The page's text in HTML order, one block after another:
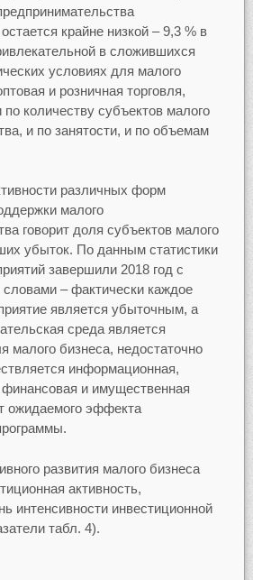
крайне низкой – 9,3 % в
в сложившихся
условиях для малого
и розничная торговля,
по количеству субъектов малого
и по занятости, и по объемам
различных форм
малого
говорит доля субъектов малого
убыток. По данным статистики
завершили 2018 год с
– фактически каждое
является убыточным, а
среда является
малого бизнеса, недостаточно
информационная,
финансовая и имущественная
ожидаемого эффекта
развития малого бизнеса
активность,
интенсивности инвестиционной
табл. 4).